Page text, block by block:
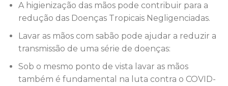
A higienização das mãos pode contribuir para a
redução das Doenças Tropicais Negligenciadas.
Lavar as mãos com sabão pode ajudar a reduzir a
transmissão de uma série de doenças:
Sob o mesmo ponto de vista lavar as mãos
também é fundamental na luta contra o COVID-